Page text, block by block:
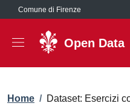
Salta al contenuto principale
Comune di Firenze
Open Data
Briciole di
Home / Dataset: Esercizi